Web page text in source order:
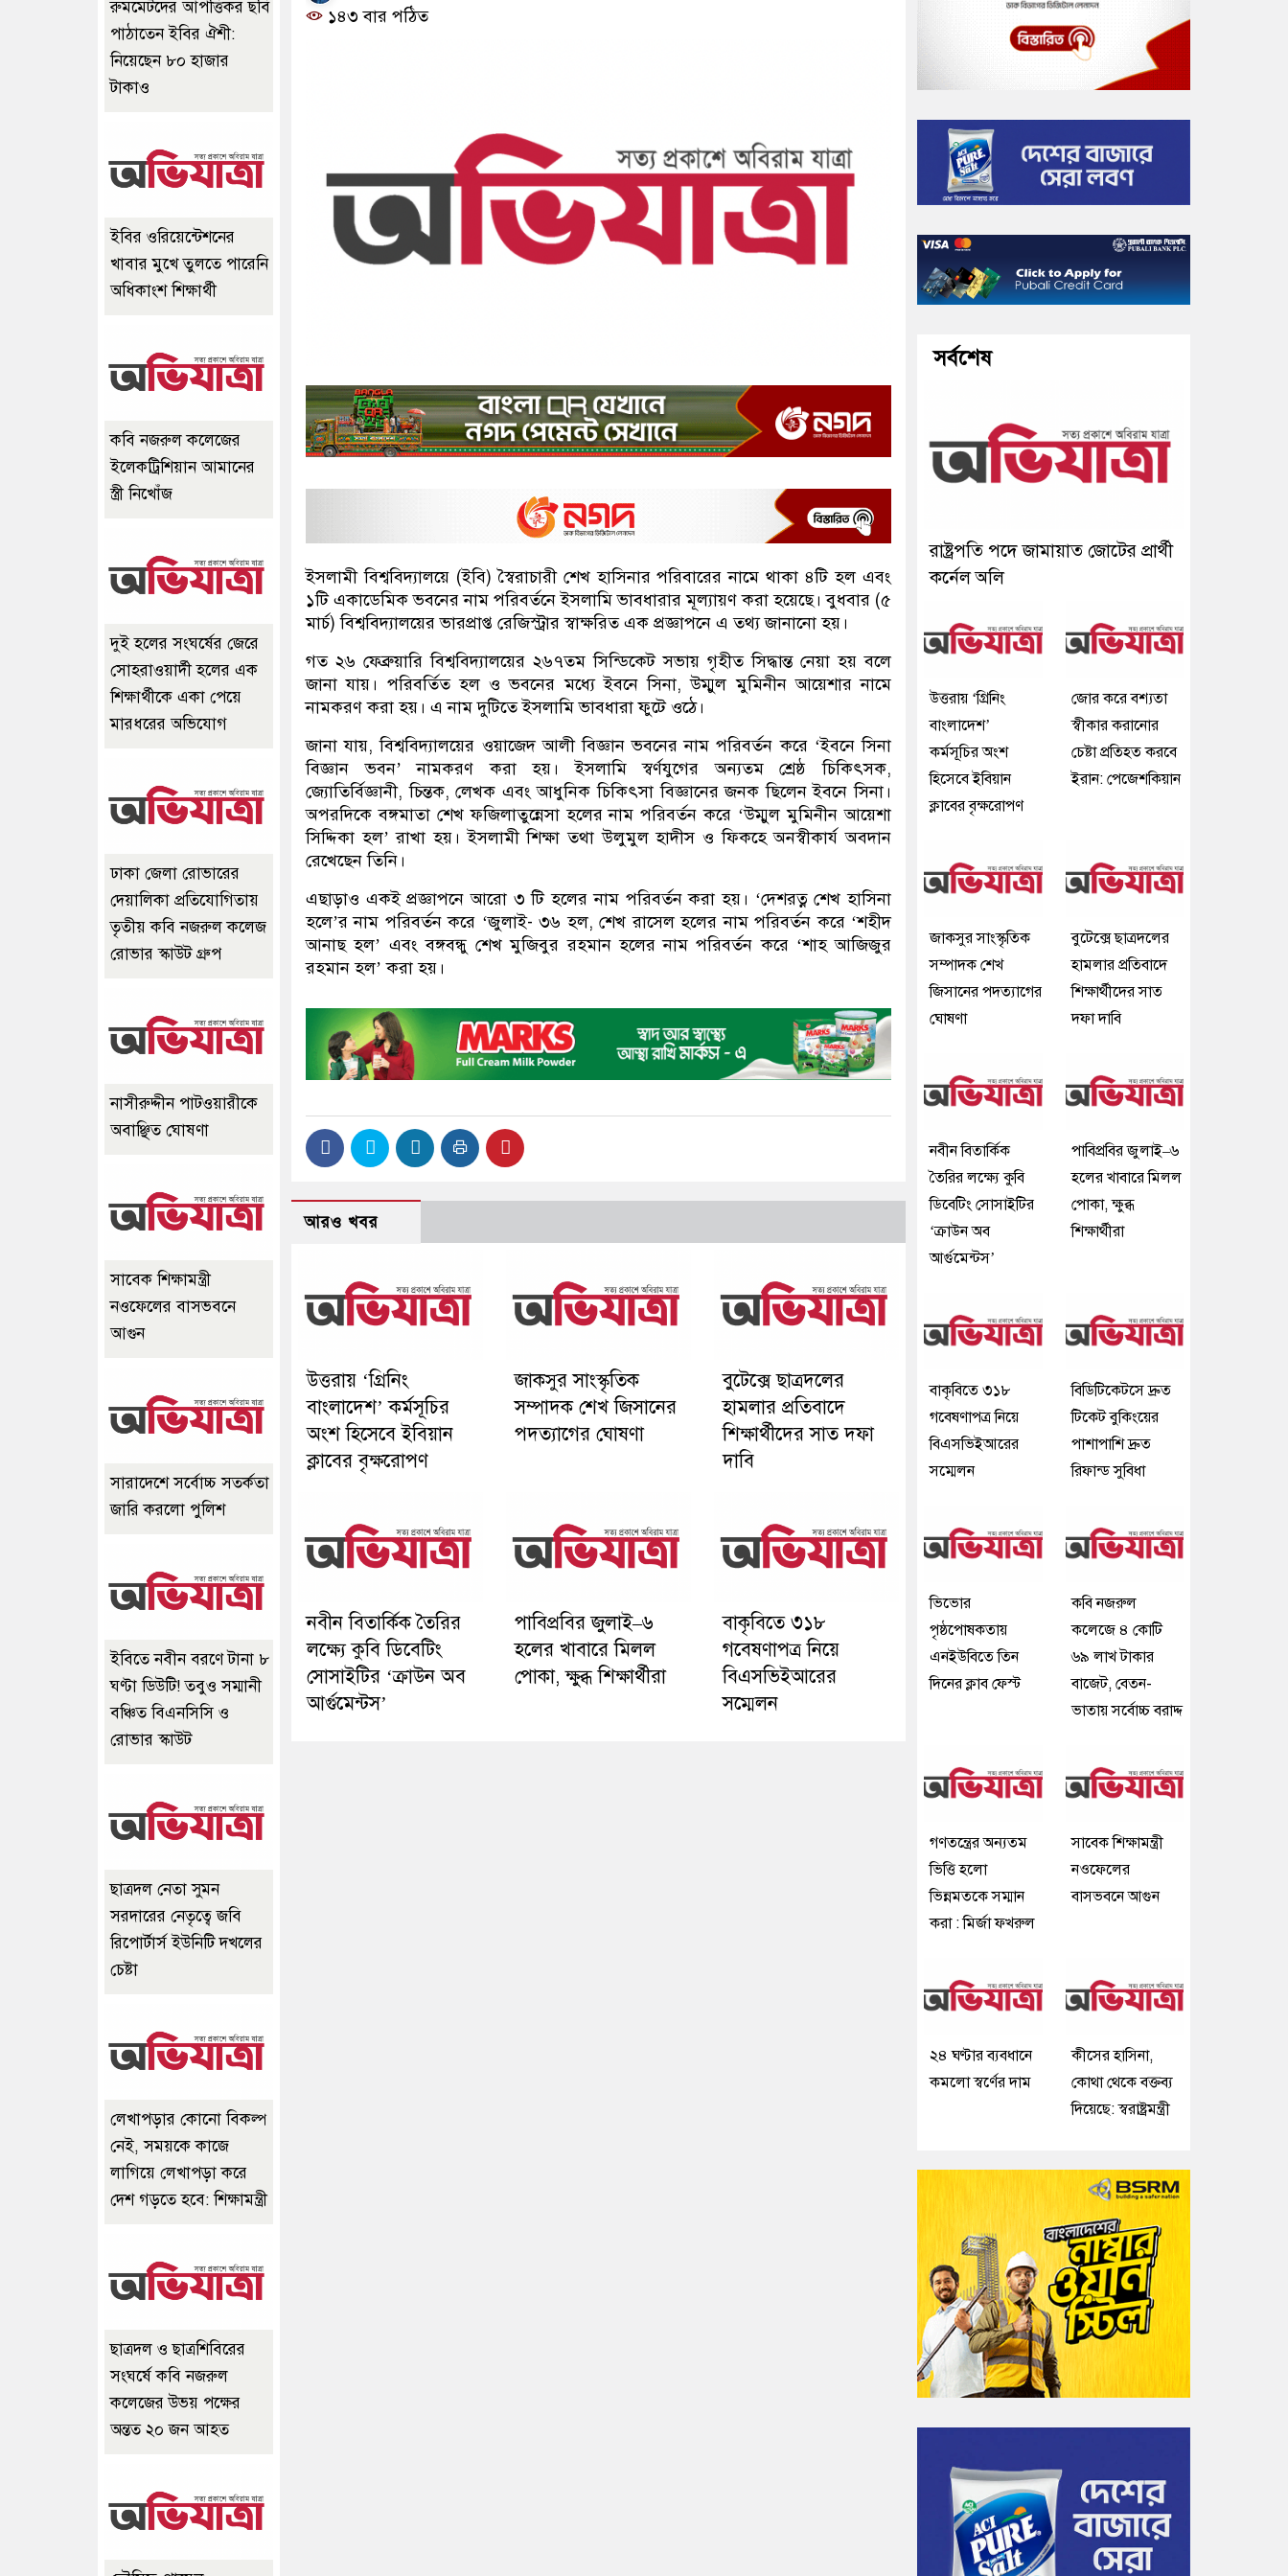
১৪৩ বার পঠিত
ইসলামী বিশ্ববিদ্যালয়ে (ইবি) স্বৈরাচারী শেখ হাসিনার পরিবারের নামে থাকা ৪টি হল এবং
১টি একাডেমিক ভবনের নাম পরিবর্তনে ইসলামি ভাবধারার মূল্যায়ণ করা হয়েছে। বুধবার (৫
মার্চ) বিশ্ববিদ্যালয়ের ভারপ্রাপ্ত রেজিস্ট্রার স্বাক্ষরিত এক প্রজ্ঞাপনে এ তথ্য জানানো হয়।
গত ২৬ ফেব্রুয়ারি বিশ্ববিদ্যালয়ের ২৬৭তম সিন্ডিকেট সভায় গৃহীত সিদ্ধান্ত নেয়া হয় বলে
জানা যায়। পরিবর্তিত হল ও ভবনের মধ্যে ইবনে সিনা, উম্মুল মুমিনীন আয়েশার নামে
নামকরণ করা হয়। এ নাম দুটিতে ইসলামি ভাবধারা ফুটে ওঠে।
জানা যায়, বিশ্ববিদ্যালয়ের ওয়াজেদ আলী বিজ্ঞান ভবনের নাম পরিবর্তন করে ‘ইবনে সিনা
বিজ্ঞান ভবন’ নামকরণ করা হয়। ইসলামি স্বর্ণযুগের অন্যতম শ্রেষ্ঠ চিকিৎসক,
জ্যোতির্বিজ্ঞানী, চিন্তক, লেখক এবং আধুনিক চিকিৎসা বিজ্ঞানের জনক ছিলেন ইবনে সিনা।
অপরদিকে বঙ্গমাতা শেখ ফজিলাতুন্নেসা হলের নাম পরিবর্তন করে ‘উম্মুল মুমিনীন আয়েশা
সিদ্দিকা হল’ রাখা হয়। ইসলামী শিক্ষা তথা উলুমুল হাদীস ও ফিকহে অনস্বীকার্য অবদান
রেখেছেন তিনি।
এছাড়াও একই প্রজ্ঞাপনে আরো ৩ টি হলের নাম পরিবর্তন করা হয়। ‘দেশরত্ন শেখ হাসিনা
হলে’র নাম পরিবর্তন করে ‘জুলাই- ৩৬ হল, শেখ রাসেল হলের নাম পরিবর্তন করে ‘শহীদ
আনাছ হল’ এবং বঙ্গবন্ধু শেখ মুজিবুর রহমান হলের নাম পরিবর্তন করে ‘শাহ আজিজুর
রহমান হল’ করা হয়।
আরও খবর
উত্তরায় ‘গ্রিনিং
বাংলাদেশ’ কর্মসূচির
অংশ হিসেবে ইবিয়ান
ক্লাবের বৃক্ষরোপণ
জাকসুর সাংস্কৃতিক
সম্পাদক শেখ জিসানের
পদত্যাগের ঘোষণা
বুটেক্সে ছাত্রদলের
হামলার প্রতিবাদে
শিক্ষার্থীদের সাত দফা
দাবি
নবীন বিতার্কিক তৈরির
লক্ষ্যে কুবি ডিবেটিং
সোসাইটির ‘ক্রাউন অব
আর্গুমেন্টস’
পাবিপ্রবির জুলাই–৬
হলের খাবারে মিলল
পোকা, ক্ষুব্ধ শিক্ষার্থীরা
বাকৃবিতে ৩১৮
গবেষণাপত্র নিয়ে
বিএসভিইআরের
সম্মেলন
রুমমেটদের আপত্তিকর ছবি
পাঠাতেন ইবির ঐশী:
নিয়েছেন ৮০ হাজার
টাকাও
ইবির ওরিয়েন্টেশনের
খাবার মুখে তুলতে পারেনি
অধিকাংশ শিক্ষার্থী
কবি নজরুল কলেজের
ইলেকট্রিশিয়ান আমানের
স্ত্রী নিখোঁজ
দুই হলের সংঘর্ষের জেরে
সোহরাওয়ার্দী হলের এক
শিক্ষার্থীকে একা পেয়ে
মারধরের অভিযোগ
ঢাকা জেলা রোভারের
দেয়ালিকা প্রতিযোগিতায়
তৃতীয় কবি নজরুল কলেজ
রোভার স্কাউট গ্রুপ
নাসীরুদ্দীন পাটওয়ারীকে
অবাঞ্ছিত ঘোষণা
সাবেক শিক্ষামন্ত্রী
নওফেলের বাসভবনে
আগুন
সারাদেশে সর্বোচ্চ সতর্কতা
জারি করলো পুলিশ
ইবিতে নবীন বরণে টানা ৮
ঘণ্টা ডিউটি! তবুও সম্মানী
বঞ্চিত বিএনসিসি ও
রোভার স্কাউট
ছাত্রদল নেতা সুমন
সরদারের নেতৃত্বে জবি
রিপোর্টার্স ইউনিটি দখলের
চেষ্টা
লেখাপড়ার কোনো বিকল্প
নেই, সময়কে কাজে
লাগিয়ে লেখাপড়া করে
দেশ গড়তে হবে: শিক্ষামন্ত্রী
ছাত্রদল ও ছাত্রশিবিরের
সংঘর্ষে কবি নজরুল
কলেজের উভয় পক্ষের
অন্তত ২০ জন আহত
সর্বশেষ
রাষ্ট্রপতি পদে জামায়াত জোটের প্রার্থী
কর্নেল অলি
উত্তরায় ‘গ্রিনিং
বাংলাদেশ’
কর্মসূচির অংশ
হিসেবে ইবিয়ান
ক্লাবের বৃক্ষরোপণ
জোর করে বশ্যতা
স্বীকার করানোর
চেষ্টা প্রতিহত করবে
ইরান: পেজেশকিয়ান
জাকসুর সাংস্কৃতিক
সম্পাদক শেখ
জিসানের পদত্যাগের
ঘোষণা
বুটেক্সে ছাত্রদলের
হামলার প্রতিবাদে
শিক্ষার্থীদের সাত
দফা দাবি
নবীন বিতার্কিক
তৈরির লক্ষ্যে কুবি
ডিবেটিং সোসাইটির
‘ক্রাউন অব
আর্গুমেন্টস’
পাবিপ্রবির জুলাই–৬
হলের খাবারে মিলল
পোকা, ক্ষুব্ধ
শিক্ষার্থীরা
বাকৃবিতে ৩১৮
গবেষণাপত্র নিয়ে
বিএসভিইআরের
সম্মেলন
বিডিটিকেটসে দ্রুত
টিকেট বুকিংয়ের
পাশাপাশি দ্রুত
রিফান্ড সুবিধা
ভিভোর
পৃষ্ঠপোষকতায়
এনইউবিতে তিন
দিনের ক্লাব ফেস্ট
কবি নজরুল
কলেজে ৪ কোটি
৬৯ লাখ টাকার
বাজেট, বেতন-
ভাতায় সর্বোচ্চ বরাদ্দ
গণতন্ত্রের অন্যতম
ভিত্তি হলো
ভিন্নমতকে সম্মান
করা : মির্জা ফখরুল
সাবেক শিক্ষামন্ত্রী
নওফেলের
বাসভবনে আগুন
২৪ ঘণ্টার ব্যবধানে
কমলো স্বর্ণের দাম
কীসের হাসিনা,
কোথা থেকে বক্তব্য
দিয়েছে: স্বরাষ্ট্রমন্ত্রী